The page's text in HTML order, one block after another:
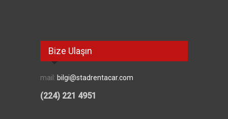
Bize Ulaşın
mail: bilgi@stadrentacar.com
(224) 221 4951